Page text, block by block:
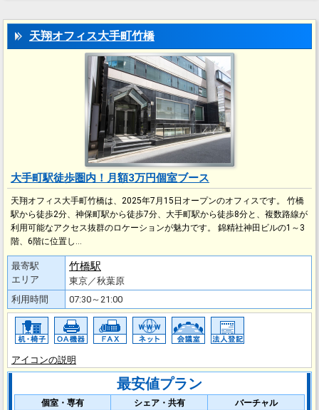
天翔オフィス大手町竹橋
大手町駅徒歩圏内！月額3万円個室ブース
天翔オフィス大手町竹橋は、2025年7月15日オープンのオフィスです。 竹橋
駅から徒歩2分、神保町駅から徒歩7分、大手町駅から徒歩8分と、複数路線が
利用可能なアクセス抜群のロケーションが魅力です。 錦精社神田ビルの1～3
階、6階に位置し…
最寄駅
エリア
竹橋駅
東京／秋葉原
利用時間
07:30～21:00
アイコンの説明
最安値プラン
個室・専有 シェア・共有 バーチャル